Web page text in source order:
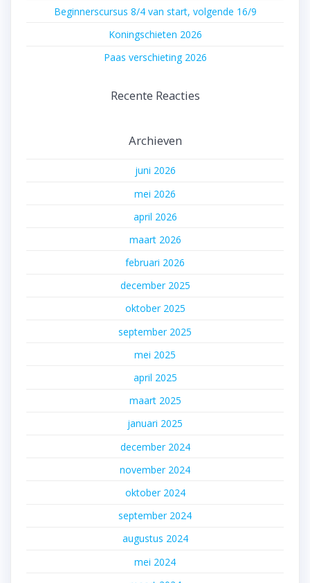
Beginnerscursus 8/4 van start, volgende 16/9
Koningschieten 2026
Paas verschieting 2026
Recente Reacties
Archieven
juni 2026
mei 2026
april 2026
maart 2026
februari 2026
december 2025
oktober 2025
september 2025
mei 2025
april 2025
maart 2025
januari 2025
december 2024
november 2024
oktober 2024
september 2024
augustus 2024
mei 2024